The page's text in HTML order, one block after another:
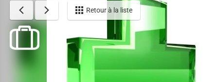
Retour à la liste